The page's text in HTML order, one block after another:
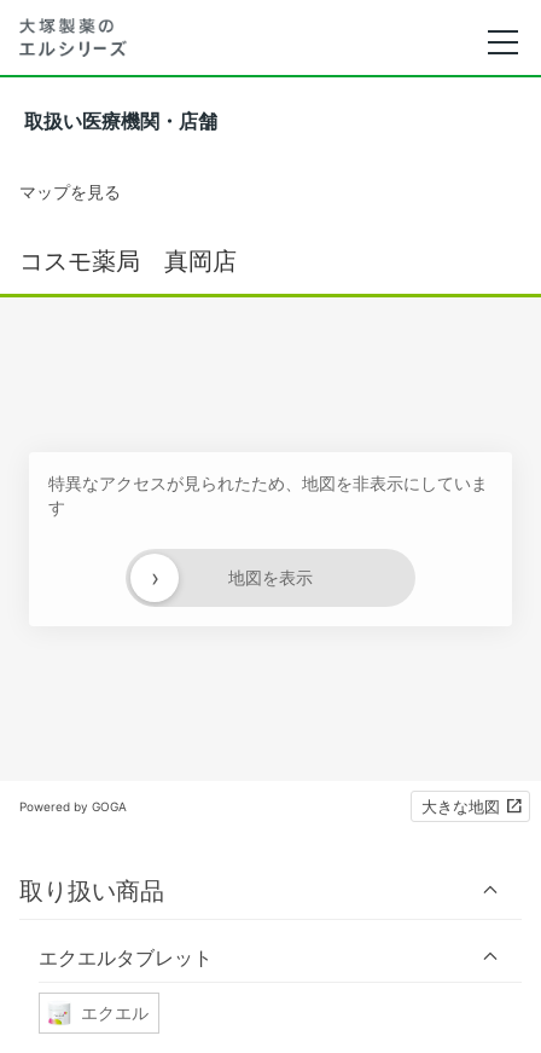
取扱い医療機関・店舗
マップを見る
コスモ薬局 真岡店
特異なアクセスが見られたため、地図を非表示にしていま
す
地図を表示
›
Powered by GOGA 大きな地図
取り扱い商品
エクエルタブレット
エクエル